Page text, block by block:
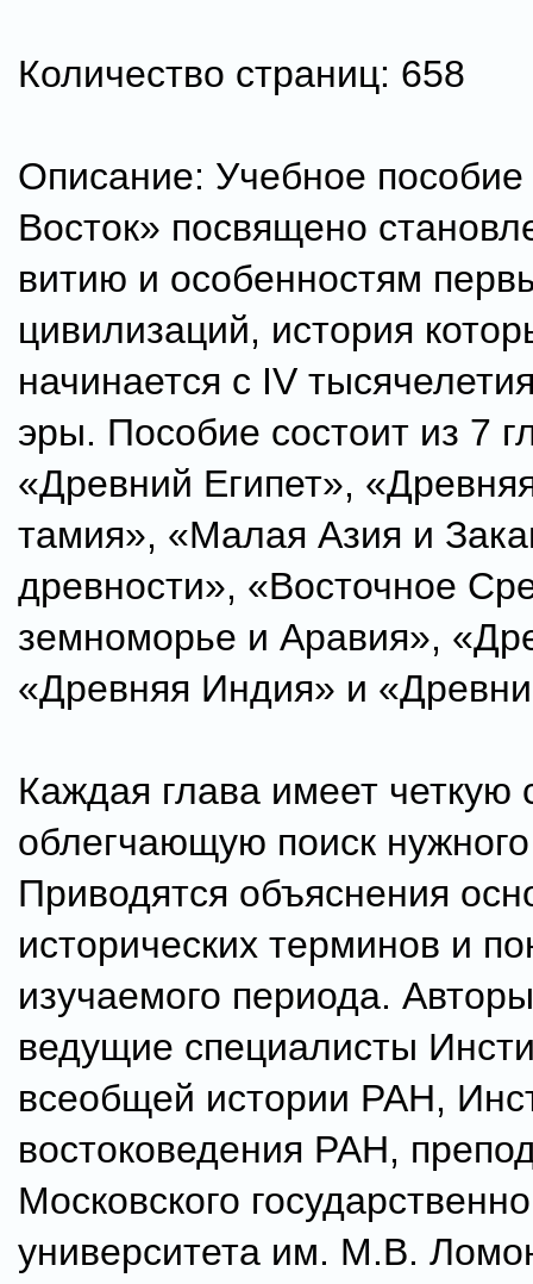
Количество страниц: 658
Описание: Учебное
Восток» посвящено
витию и особенностям
цивилизаций, история
начинается с IV
эры. Пособие состоит из 7
«Древний Египет»,
тамия», «Малая Азия и
древности», «Восточное
земноморье и Аравия»,
«Древняя Индия» и
Каждая глава имеет четкую
облегчающую поиск
Приводятся объяснения
исторических тер­минов и
изучаемого периода.
ведущие специалисты
всеобщей исто­рии РАН,
востоковедения РАН,
Московского
университета им. М.В.